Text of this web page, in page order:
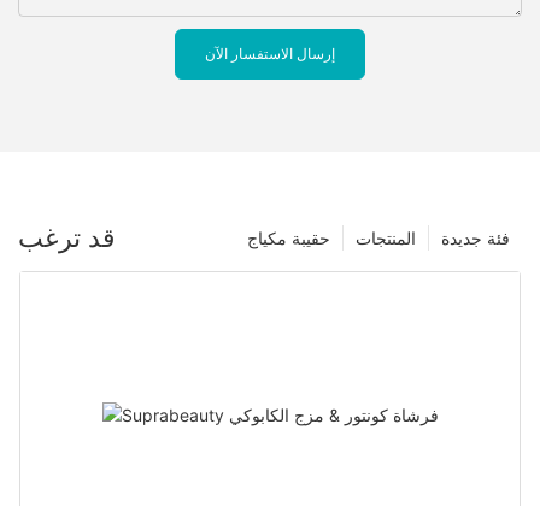
إرسال الاستفسار الآن
قد ترغب فئة جديدة المنتجات حقيبة مكياج